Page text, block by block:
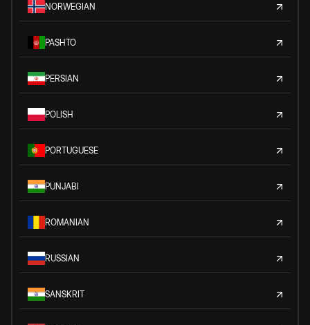
NORWEGIAN
PASHTO
PERSIAN
POLISH
PORTUGUESE
PUNJABI
ROMANIAN
RUSSIAN
SANSKRIT